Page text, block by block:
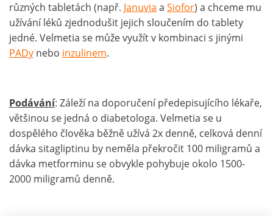
různých tabletách (např. Januvia a Siofor) a chceme mu
užívání léků zjednodušit jejich sloučením do tablety
jedné. Velmetia se může využít v kombinaci s jinými
PADy nebo inzulinem.
Podávání: Záleží na doporučení předepisujícího lékaře,
většinou se jedná o diabetologa. Velmetia se u
dospělého člověka běžně užívá 2x denně, celková denní
dávka sitagliptinu by neměla překročit 100 miligramů a
dávka metforminu se obvykle pohybuje okolo 1500-
2000 miligramů denně.